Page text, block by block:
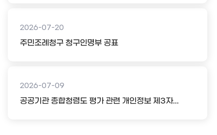
2026-07-20
주민조례청구 청구인명부 공표
2026-07-09
공공기관 종합청렴도 평가 관련 개인정보 제3자...